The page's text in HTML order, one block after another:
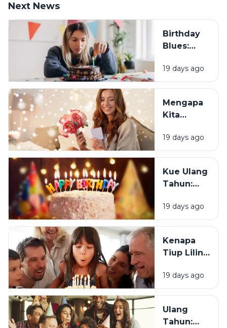
Next News
Birthday
Blues:
Sebagian
Orang
Merasa
Sedih Saat
Tahun?
19 days ago
Mengapa
Kita
Mendapat
Ucapan
Tahun?
19 days ago
Kue Ulang
Tahun:
Tradisi Ini
Berawal?
19 days ago
Kenapa
Tiup Lilin
Tradisi
Saat Ulang
19 days ago
Ulang
Tahun: